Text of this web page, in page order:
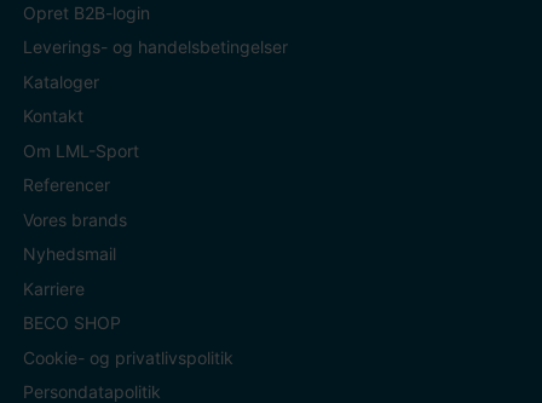
Opret B2B-login
Leverings- og handelsbetingelser
Kataloger
Kontakt
Om LML-Sport
Referencer
Vores brands
Nyhedsmail
Karriere
BECO SHOP
Cookie- og privatlivspolitik
Persondatapolitik